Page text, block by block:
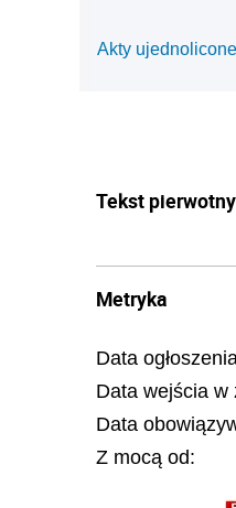
Akty ujednolicone
Tekst pierwotny
Metryka
Data
Data wejścia w
Data
Z mocą od: